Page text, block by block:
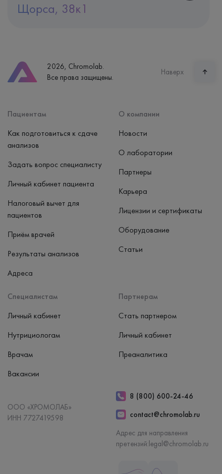
Щорса, 38к1
Часы работы
пн-вс: 7:30-15:00
2026, Chromolab.
Все права защищены.
Наверх
Пациентам
Как подготовиться к сдаче
анализов
Задать вопрос специалисту
Личный кабинет пациента
Налоговый вычет для
пациентов
Приём врачей
Результаты анализов
Адреса
Специалистам
Личный кабинет
Нутрициологам
Врачам
Вакансии
Партнерам
Стать партнером
Личный кабинет
Преаналитика
О компании
Новости
О лаборатории
Партнеры
Карьера
Лицензии и сертификаты
Оборудование
Статьи
ООО «ХРОМОЛАБ»
ИНН 7727419598
8 (800) 600-24-46
contact@chromolab.ru
Адрес для направления
претензий:legal@chromolab.ru